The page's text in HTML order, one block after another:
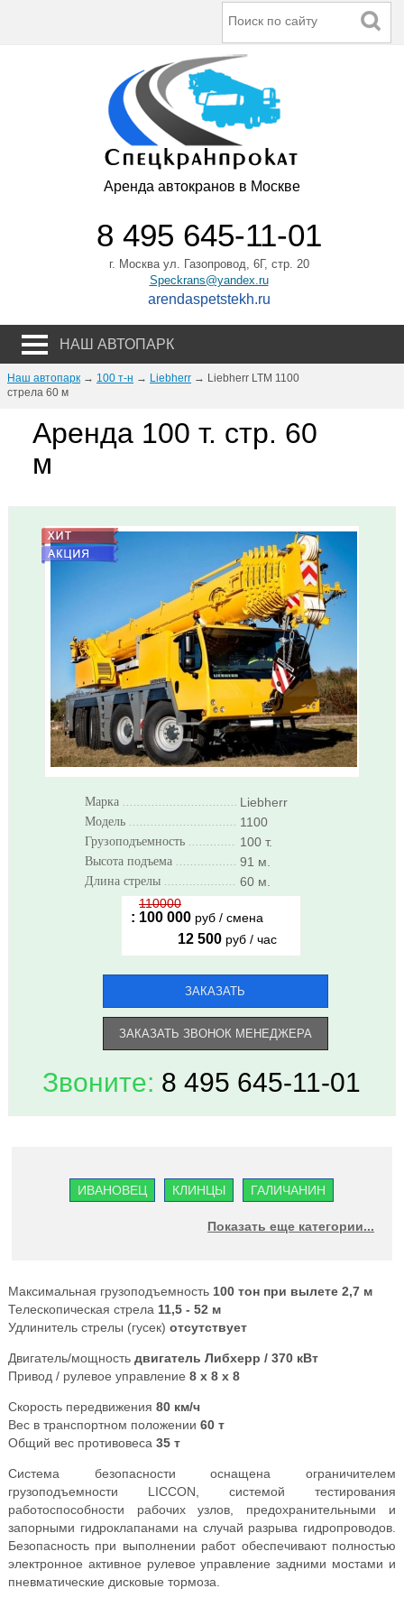
Аренда автокранов в Москве
8 495 645-11-01
г. Москва ул. Газопровод, 6Г, стр. 20
Speckrans@yandex.ru
arendaspetstekh.ru
НАШ АВТОПАРК
Наш автопарк → 100 т-н → Liebherr → Liebherr LTM 1100
стрела 60 м
Аренда 100 т. стр. 60
м
Марка ..........................................................
Liebherr
Модель ..........................................................
1100
Грузоподъемность ..........................................................
100 т.
Высота подъема ..........................................................
91 м.
Длина стрелы ..........................................................
60 м.
:
110000
100 000 руб / смена
12 500 руб / час
ЗАКАЗАТЬ
ЗАКАЗАТЬ ЗВОНОК МЕНЕДЖЕРА
Звоните: 8 495 645-11-01
ИВАНОВЕЦ КЛИНЦЫ ГАЛИЧАНИН
LIEBHERR XCMG
Показать еще категории...
Максимальная грузоподъемность 100 тон при вылете 2,7 м
Телескопическая стрела 11,5 - 52 м
Удлинитель стрелы (гусек) отсутствует
Двигатель/мощность двигатель Либхерр / 370 кВт
Привод / рулевое управление 8 x 8 x 8
Скорость передвижения 80 км/ч
Вес в транспортном положении 60 т
Общий вес противовеса 35 т
Система безопасности оснащена ограничителем
грузоподъемности LICCON, системой тестирования
работоспособности рабочих узлов, предохранительными и
запорными гидроклапанами на случай разрыва гидропроводов.
Безопасность при выполнении работ обеспечивают полностью
электронное активное рулевое управление задними мостами и
пневматические дисковые тормоза.